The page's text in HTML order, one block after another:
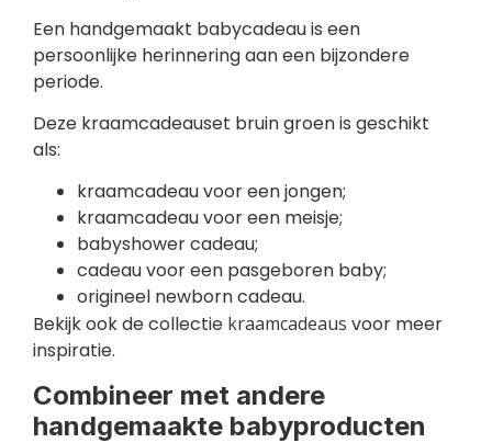
Een handgemaakt babycadeau is een
persoonlijke herinnering aan een bijzondere
periode.
Deze kraamcadeauset bruin groen is geschikt
als:
kraamcadeau voor een jongen;
kraamcadeau voor een meisje;
babyshower cadeau;
cadeau voor een pasgeboren baby;
origineel newborn cadeau.
Bekijk ook de collectie kraamcadeaus voor meer
inspiratie.
Combineer met andere
handgemaakte babyproducten